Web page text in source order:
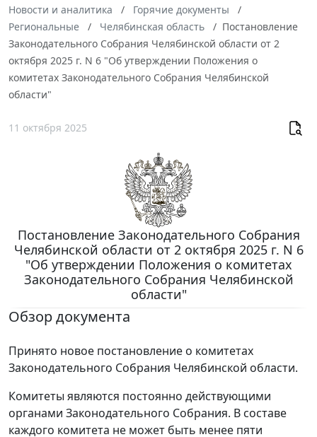
Новости и аналитика
Горячие документы
Региональные
Челябинская область
Постановление
Законодательного Собрания Челябинской области от 2
октября 2025 г. N 6 "Об утверждении Положения о
комитетах Законодательного Собрания Челябинской
области"
11 октября 2025
Постановление Законодательного Собрания
Челябинской области от 2 октября 2025 г. N 6
"Об утверждении Положения о комитетах
Законодательного Собрания Челябинской
области"
Обзор документа
Принято новое постановление о комитетах
Законодательного Собрания Челябинской области.
Комитеты являются постоянно действующими
органами Законодательного Собрания. В составе
каждого комитета не может быть менее пяти